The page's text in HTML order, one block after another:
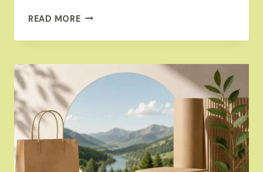
READ MOREFORMAÇÃO:
–
“SUPORTE
BÁSICO